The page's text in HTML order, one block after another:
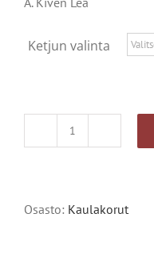
Ketjun valinta
Sydämen
Osasto: Kaulakorut